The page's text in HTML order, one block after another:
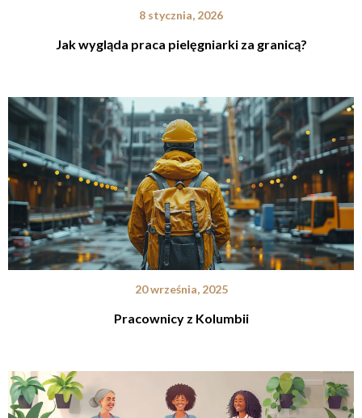
8 stycznia, 2026
Jak wygląda praca pielęgniarki za granicą?
20 września, 2025
Pracownicy z Kolumbii